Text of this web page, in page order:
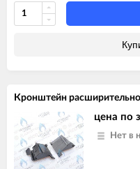
ARISTON
ARISTON
ARISTON
ARISTON
ARISTON
ARISTON
Кронштейн
цена по
Нет в